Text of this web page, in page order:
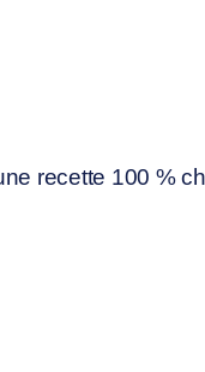
recette 100 %